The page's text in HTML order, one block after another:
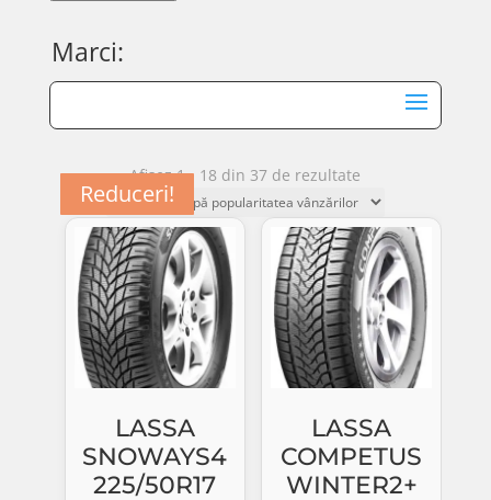
Marci:
Afișez 1 - 18 din 37 de rezultate
după
popularitate
Reduceri!
LASSA
SNOWAYS4
225/50R17
Reduceri!
LASSA
COMPETUS
WINTER2+
Reduceri!
Reduceri!
Reduceri!
Reduceri!
Reduceri!
Reduceri!
Reduceri!
Reduceri!
Reduceri!
Reduceri!
Reduceri!
Reduceri!
Reduceri!
Reduceri!